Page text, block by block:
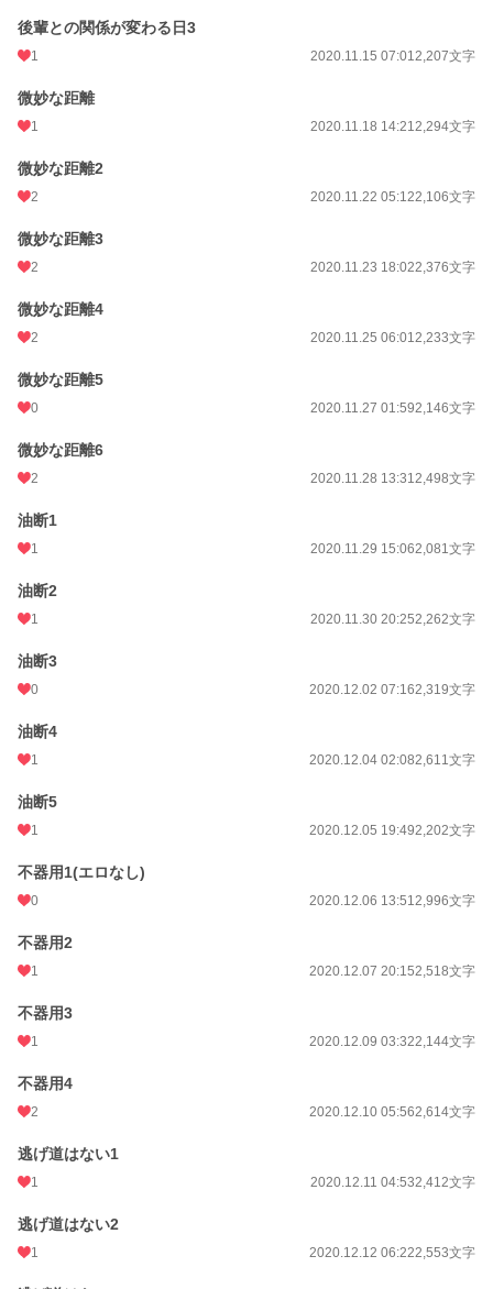
文字数 72,816
更新日時
初回公開日時
週間ポイント 147 pt (28,818 位)
後輩との関係が変わる日3
1 2020.11.15 07:012,207文字
微妙な距離
1 2020.11.18 14:212,294文字
微妙な距離2
2 2020.11.22 05:122,106文字
微妙な距離3
2 2020.11.23 18:022,376文字
微妙な距離4
2 2020.11.25 06:012,233文字
微妙な距離5
0 2020.11.27 01:592,146文字
微妙な距離6
2 2020.11.28 13:312,498文字
油断1
1 2020.11.29 15:062,081文字
油断2
1 2020.11.30 20:252,262文字
油断3
0 2020.12.02 07:162,319文字
油断4
1 2020.12.04 02:082,611文字
油断5
1 2020.12.05 19:492,202文字
不器用1(エロなし)
0 2020.12.06 13:512,996文字
不器用2
1 2020.12.07 20:152,518文字
不器用3
1 2020.12.09 03:322,144文字
不器用4
2 2020.12.10 05:562,614文字
逃げ道はない1
1 2020.12.11 04:532,412文字
逃げ道はない2
1 2020.12.12 06:222,553文字